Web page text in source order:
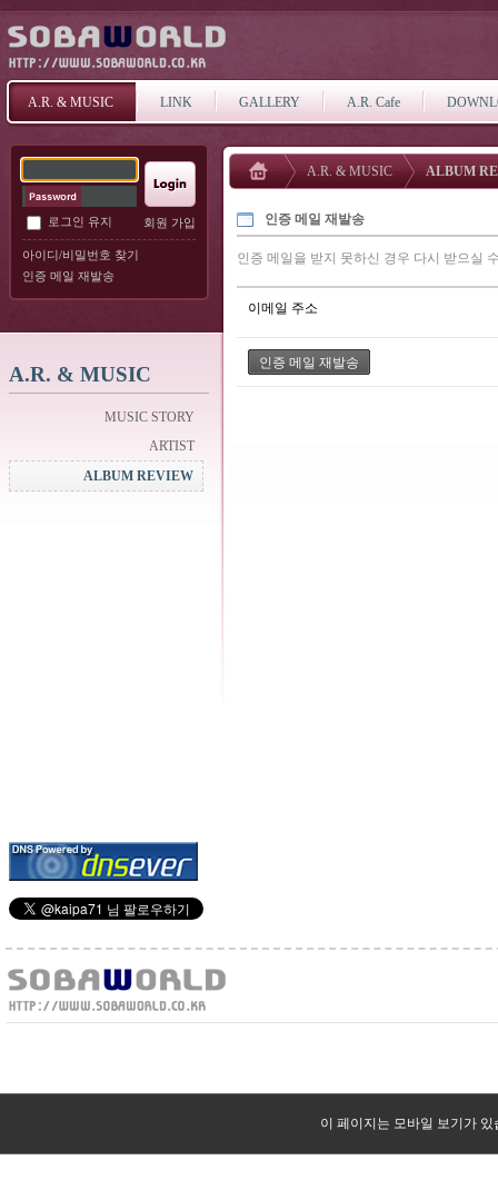
A.R. & MUSIC LINK GALLERY A.R. Cafe
로그인 유지 회원 가입
아이디/비밀번호 찾기
인증 메일 재발송
A.R. & MUSIC
MUSIC STORY
ARTIST
ALBUM REVIEW
A.R. & MUSIC ALBUM
인증 메일 재발송
인증 메일을 받지 못하신 경우 다시 받으실
이메일 주소
이 페이지는 모바일 보기가